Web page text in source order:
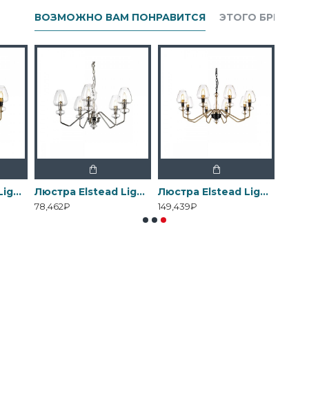
ВОЗМОЖНО ВАМ ПОНРАВИТСЯ ЭТОГО БРЕНДА
Люстра Elstead Lighting , Арт. DL-ARMAND5-AB Люстра Elstead Lighting , Арт. DL-ARMAND5-PN
78,462₽
Люстра Elstead Lighting , Арт. DL-ARMAND8-AB
149,439₽